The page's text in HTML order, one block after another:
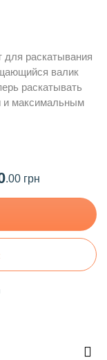
для раскатывания
валик
раскатывать
и максимальным
.00 грн